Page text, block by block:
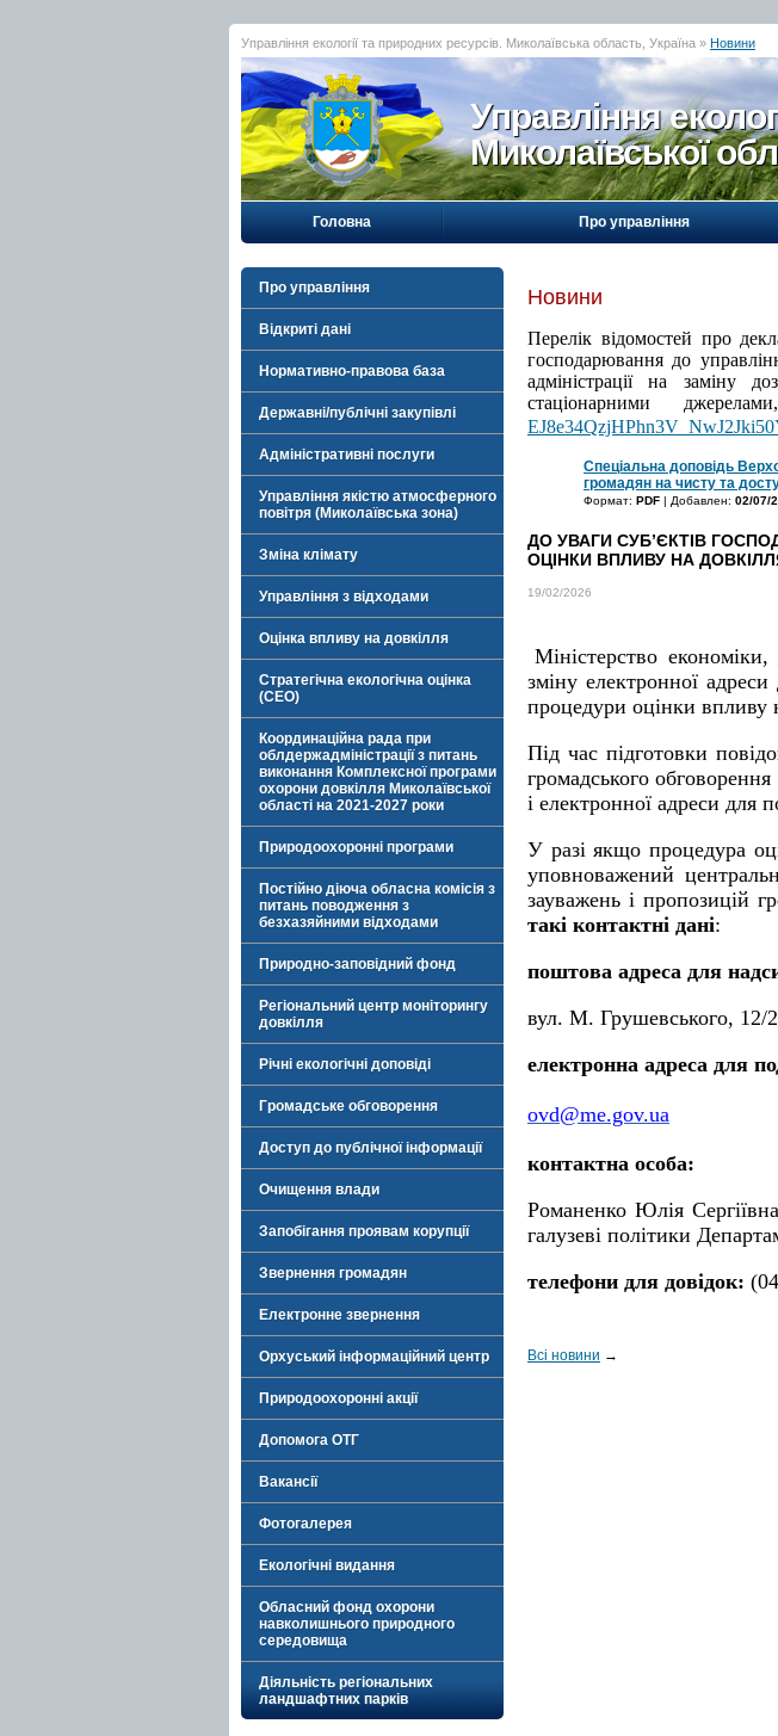
Управління екології та природних ресурсів. Миколаївська область, Україна » Новини
Управління
Миколаївської
Головна Про управління
Про управління
Відкриті дані
Нормативно-правова база
Державні/публічні закупівлі
Адміністративні послуги
Управління якістю атмосферного
повітря (Миколаївська зона)
Зміна клімату
Управління з відходами
Оцінка впливу на довкілля
Стратегічна екологічна оцінка
(СЕО)
Координаційна рада при
облдержадміністрації з питань
виконання Комплексної програми
охорони довкілля Миколаївської
області на 2021-2027 роки
Природоохоронні програми
Постійно діюча обласна комісія з
питань поводження з
безхазяйними відходами
Природно-заповідний фонд
Регіональний центр моніторингу
довкілля
Річні екологічні доповіді
Громадське обговорення
Доступ до публічної інформації
Очищення влади
Запобігання проявам корупції
Звернення громадян
Електронне звернення
Орхуський інформаційний центр
Природоохоронні акції
Допомога ОТГ
Вакансії
Фотогалерея
Екологічні видання
Обласний фонд охорони
навколишнього природного
середовища
Діяльність регіональних
ландшафтних парків
Новини
Перелік відомостей про
господарювання до у
адміністрації на заміну
стаціонарними
Спеціальна доповідь
громадян на чисту та
Формат: PDF | Добавлен: 02/07/
ДО УВАГИ СУБ’ЄКТІВ
ОЦІНКИ ВПЛИВУ НА
19/02/2026
Міністерство
зміну електронної
процедури оцінки впливу
Під час підготовки
громадського
і електронної адреси для
У разі якщо процедура
уповноважений
зауважень і пропозицій
такі контактні дані:
поштова адреса для
вул. М. Грушевського, 12/
електронна адреса для
ovd@me.gov.ua
контактна особа:
Романенко Юлія
галузеві політики
телефони для довідок:
Всі новини →